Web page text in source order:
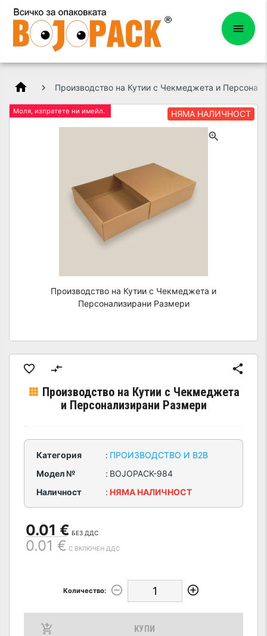
home Производство на Кутии с Чекмеджета и
Моля, изпратете ни имейл. НЯМА НАЛИЧНОСТ
Производство на Кутии с Чекмеджета и
Персонализирани Размери
Производство на Кутии с Чекмеджета
и Персонализирани Размери
Категория : ПРОИЗВОДСТВО И B2B
Модел №
: BOJOPACK-984
Наличност
: НЯМА НАЛИЧНОСТ
0.01 € БЕЗ ДДС
0.01 € С ВКЛЮЧЕН ДДС
Количество:
КУПИ